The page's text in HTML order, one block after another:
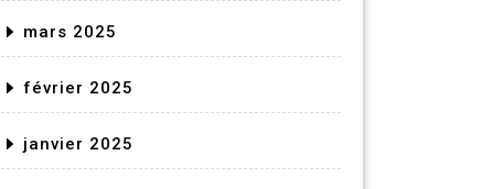
mars 2025
février 2025
janvier 2025